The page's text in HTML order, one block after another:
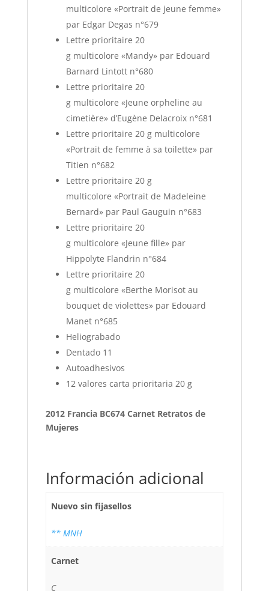
multicolore «Portrait de jeune femme»
par Edgar Degas n°679
Lettre prioritaire 20
g multicolore «Mandy» par Edouard
Barnard Lintott n°680
Lettre prioritaire 20
g multicolore «Jeune orpheline au
cimetière» d’Eugène Delacroix n°681
Lettre prioritaire 20 g multicolore
«Portrait de femme à sa toilette» par
Titien n°682
Lettre prioritaire 20 g
multicolore «Portrait de Madeleine
Bernard» par Paul Gauguin n°683
Lettre prioritaire 20
g multicolore «Jeune fille» par
Hippolyte Flandrin n°684
Lettre prioritaire 20
g multicolore «Berthe Morisot au
bouquet de violettes» par Edouard
Manet n°685
Heliograbado
Dentado 11
Autoadhesivos
12 valores carta prioritaria 20 g
2012 Francia BC674 Carnet Retratos de
Mujeres
Información adicional
Nuevo sin fijasellos
** MNH
Carnet
C